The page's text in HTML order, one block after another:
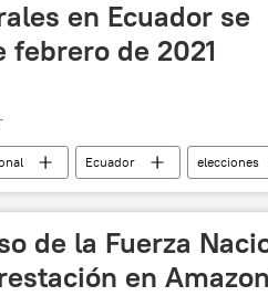
en Ecuador se
febrero de 2021
Ecuador elecciones
de la Fuerza
en